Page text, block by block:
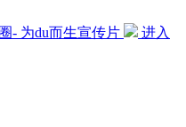
- 为du而生宣传片
进入